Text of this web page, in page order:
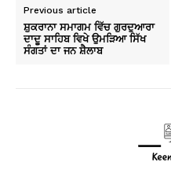
Previous article
ਸ਼ੁਕਰਾਨਾ ਸਮਾਗਮ ਵਿੱਚ ਗੁਰਦੁਆਰਾ
ਦਾਦੂ ਸਾਹਿਬ ਵਿਖੇ ਉਮੜਿਆ ਸਿੱਖ
ਸੰਗਤਾਂ ਦਾ ਜਨ ਸ਼ੈਲਾਬ